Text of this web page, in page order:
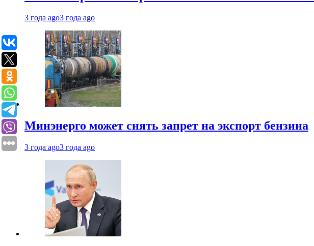
3 года ago3 года ago
Минэнерго может снять запрет на экспорт бензина
3 года ago3 года ago